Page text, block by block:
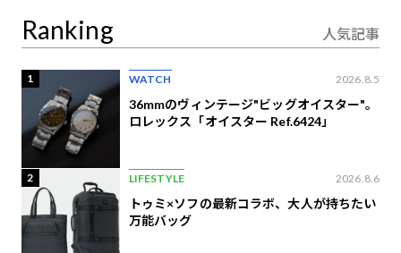
Ranking 人気記事
1 WATCH 2026.8.5
36mmのヴィンテージ"ビッグオイスター"。
ロレックス「オイスター Ref.6424」
2 LIFESTYLE 2026.8.6
トゥミ×ソフの最新コラボ、大人が持ちたい
万能バッグ